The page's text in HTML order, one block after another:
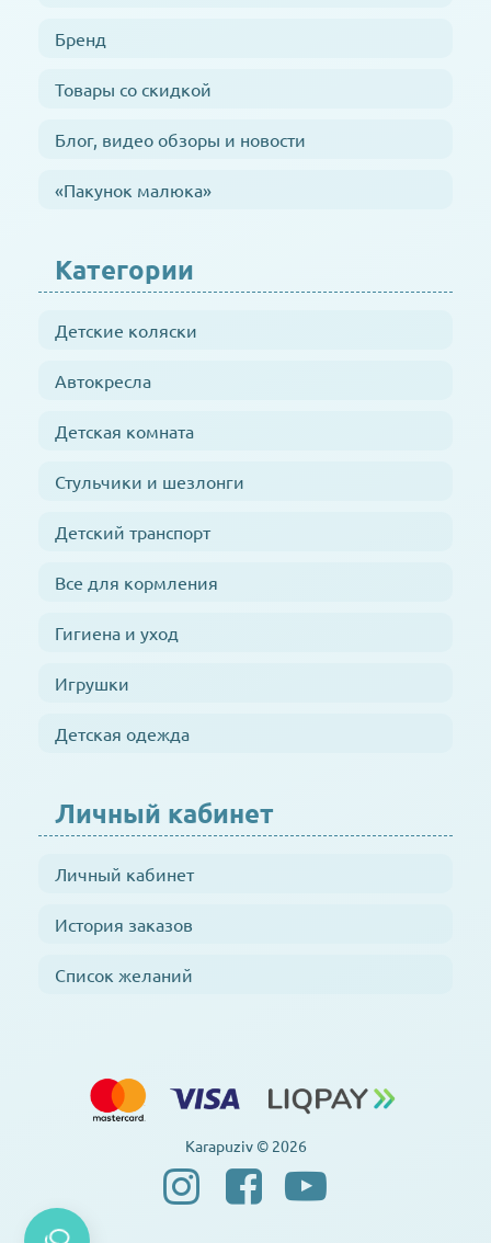
Бренд
Товары со скидкой
Блог, видео обзоры и новости
«Пакунок малюка»
Категории
Детские коляски
Автокресла
Детская комната
Стульчики и шезлонги
Детский транспорт
Все для кормления
Гигиена и уход
Игрушки
Детская одежда
Личный кабинет
Личный кабинет
История заказов
Список желаний
Karapuziv © 2026